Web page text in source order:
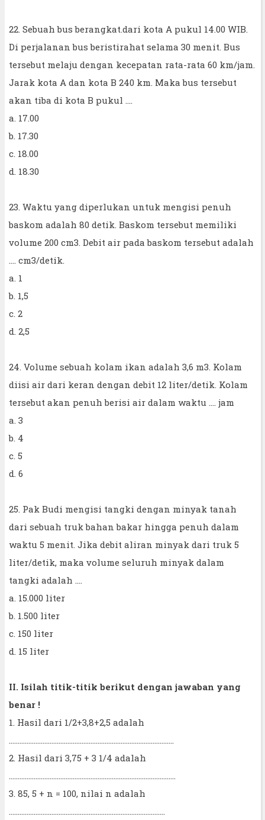
22. Sebuah bus berangkat.dari kota A pukul 14.00 WIB.
Di perjalanan bus beristirahat selama 30 menit. Bus
tersebut melaju dengan kecepatan rata-rata 60 km/jam.
Jarak kota A dan kota B 240 km. Maka bus tersebut
akan tiba di kota B pukul ....
a. 17.00
b. 17.30
c. 18.00
d. 18.30
23. Waktu yang diperlukan untuk mengisi penuh
baskom adalah 80 detik. Baskom tersebut memiliki
volume 200 cm3. Debit air pada baskom tersebut adalah
.... cm3/detik.
a. 1
b. 1,5
c. 2
d. 2,5
24. Volume sebuah kolam ikan adalah 3,6 m3. Kolam
diisi air dari keran dengan debit 12 liter/detik. Kolam
tersebut akan penuh berisi air dalam waktu .... jam
a. 3
b. 4
c. 5
d. 6
25. Pak Budi mengisi tangki dengan minyak tanah
dari sebuah truk bahan bakar hingga penuh dalam
waktu 5 menit. Jika debit aliran minyak dari truk 5
liter/detik, maka volume seluruh minyak dalam
tangki adalah ....
a. 15.000 liter
b. 1.500 liter
c. 150 liter
d. 15 liter
II. Isilah titik-titik berikut dengan jawaban yang
benar !
1. Hasil dari 1/2+3,8+2,5 adalah
2. Hasil dari 3,75 + 3 1/4 adalah
3. 85, 5 + n = 100, nilai n adalah